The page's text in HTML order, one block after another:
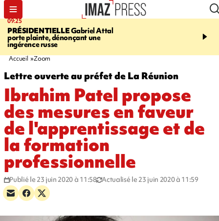
09:25
PRÉSIDENTIELLEGabriel Attal
porte plainte, dénonçant une
ingérence russe
11:43
accident après le virage
Accueil Zoom
Lettre ouverte au préfet de La Réunion
Ibrahim Patel propose
des mesures en faveur
de l'apprentissage et de
la formation
professionnelle
Publié le 23 juin 2020 à 11:58 Actualisé le 23 juin 2020 à 11:59